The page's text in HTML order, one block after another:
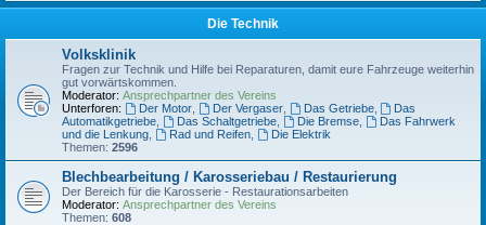
Die Technik
Volksklinik
Fragen zur Technik und Hilfe bei Reparaturen, damit eure Fahrzeuge weiterhin
gut vorwärtskommen.
Moderator: Ansprechpartner des Vereins
Unterforen:
Der Motor, Der Vergaser, Das Getriebe,
Das
Automatikgetriebe
Das Schaltgetriebe, Die Bremse,
Das Fahrwerk
und die Lenkung
Rad und Reifen,
Die Elektrik
Themen: 2596
Blechbearbeitung / Karosseriebau / Restaurierung
Der Bereich für die Karosserie - Restaurationsarbeiten
Moderator: Ansprechpartner des Vereins
Themen: 608